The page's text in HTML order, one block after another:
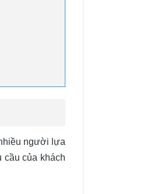
người lựa
cầu của khách